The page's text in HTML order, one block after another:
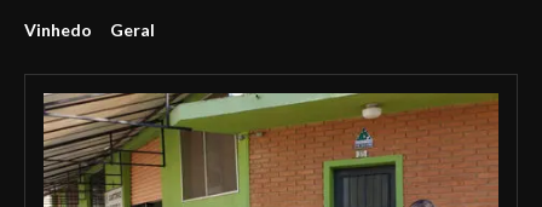
Vinhedo Geral